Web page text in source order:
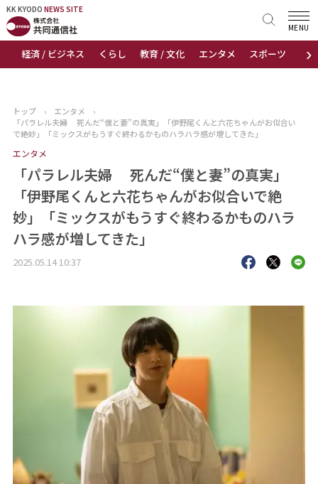
KK KYODO NEWS SITE
›
経済 / ビジネス くらし 教育 / 文化 エンタメ スポーツ 地域
MENU
KK KYODONEWS SITE
トップページ
ニュース
おすすめコンテンツ
出版物
会社概要
トップ › エンタメ
›
「パラレル夫婦 死んだ“僕と妻”の真実」「伊野尾くんと六花ちゃんがお似合い
で絶妙」「ミックスがもうすぐ終わるかものハラハラ感が増してきた」
エンタメ
「パラレル夫婦 死んだ“僕と妻”の真実」
「伊野尾くんと六花ちゃんがお似合いで絶
妙」「ミックスがもうすぐ終わるかものハラ
ハラ感が増してきた」
2025.05.14 10:37